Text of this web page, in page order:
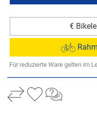
€
Für reduzierte Ware gelten im